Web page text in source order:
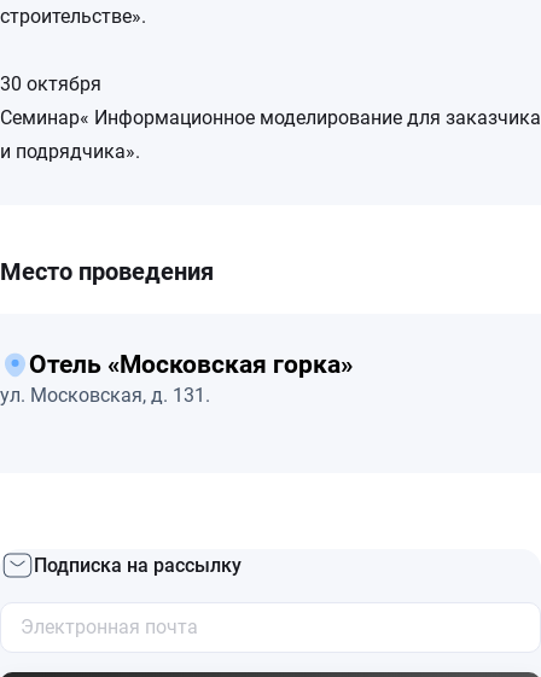
строительстве».
30 октября
Семинар« Информационное моделирование для заказчика
и подрядчика».
Место проведения
Отель «Московская горка»
ул. Московская, д. 131.
Подписка на рассылку